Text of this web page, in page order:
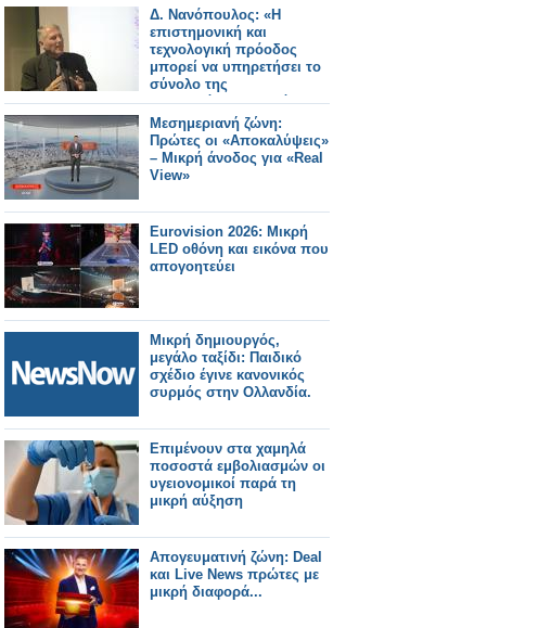
Δ. Νανόπουλος: «Η
επιστημονική και
τεχνολογική πρόοδος
μπορεί να υπηρετήσει το
σύνολο της
ανθρωπότητας και όχι μια
μικρή ελίτ»
Μεσημεριανή ζώνη:
Πρώτες οι «Αποκαλύψεις»
– Μικρή άνοδος για «Real
View»
Eurovision 2026: Μικρή
LED οθόνη και εικόνα που
απογοητεύει
Μικρή δημιουργός,
μεγάλο ταξίδι: Παιδικό
σχέδιο έγινε κανονικός
συρμός στην Ολλανδία.
Επιμένουν στα χαμηλά
ποσοστά εμβολιασμών οι
υγειονομικοί παρά τη
μικρή αύξηση
Απογευματινή ζώνη: Deal
και Live News πρώτες με
μικρή διαφορά...